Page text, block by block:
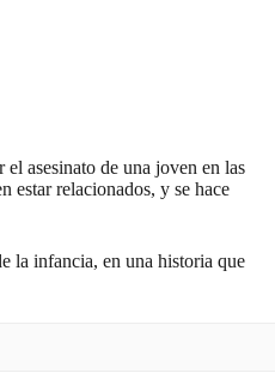
asesinato de una joven en las
estar relacionados, y se hace
la infancia, en una historia que